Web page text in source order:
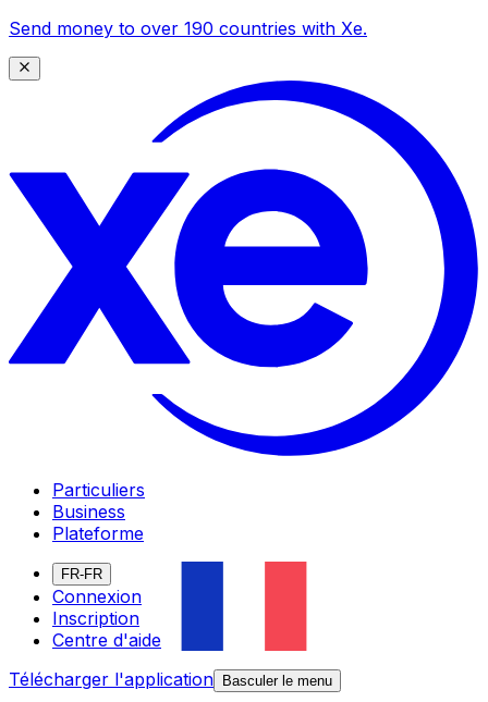
Send money to over 190 countries with Xe.
Particuliers
Business
Plateforme
FR-FR
Connexion
Inscription
Centre d'aide
Télécharger l'application
Basculer le menu